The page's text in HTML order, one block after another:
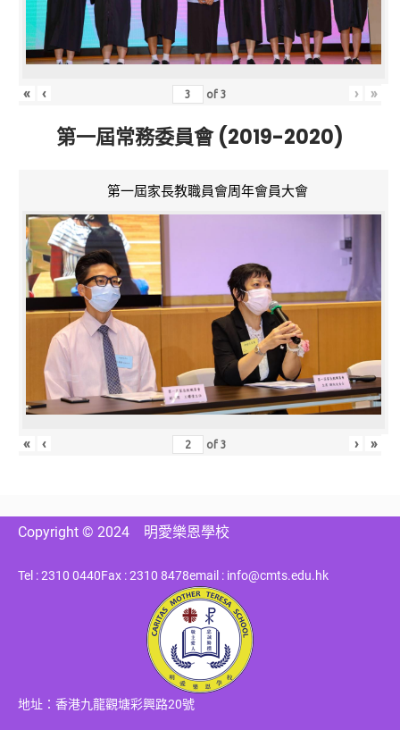
« ‹ of3 › »
第一屆常務委員會 (2019-2020)
第一屆家長教職員會周年會員大會
« ‹ of3 › »
Copyright © 2024 明愛樂恩學校
Tel : 2310 0440Fax : 2310 8478email : info@cmts.edu.hk
地址：香港九龍觀塘彩興路20號